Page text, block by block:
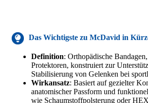
Das Wichtigste zu McDavid in
Definition: Orthopädische
Protektoren, konstruiert zur
Stabilisierung von Gelenken bei
Wirkansatz: Basiert auf gezielter
anatomischer Passform und
wie Schaumstoffpolsterung oder